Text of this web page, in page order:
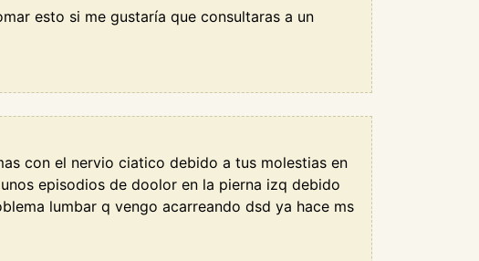
esto si me gustaría que consultaras a un
con el nervio ciatico debido a tus molestias en
episodios de doolor en la pierna izq debido
lumbar q vengo acarreando dsd ya hace ms